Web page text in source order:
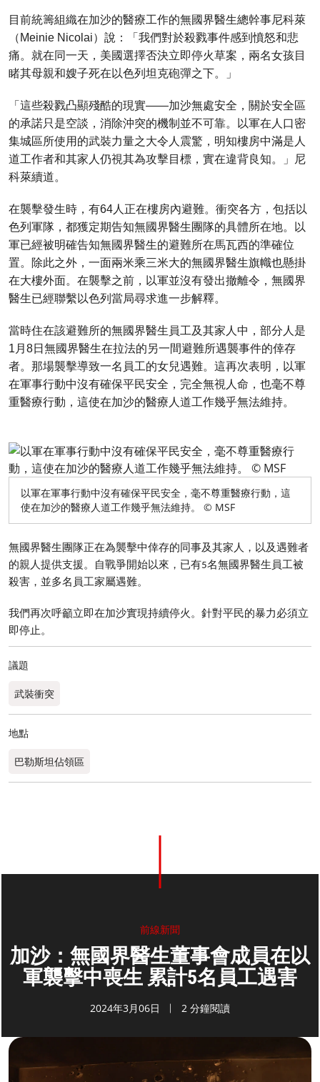
目前統籌組織在加沙的醫療工作的無國界醫生總幹事尼科萊
（Meinie Nicolai）說：「我們對於殺戮事件感到憤怒和悲
痛。就在同一天，美國選擇否決立即停火草案，兩名女孩目
睹其母親和嫂子死在以色列坦克砲彈之下。」
「這些殺戮凸顯殘酷的現實——加沙無處安全，關於安全區
的承諾只是空談，消除沖突的機制並不可靠。以軍在人口密
集城區所使用的武裝力量之大令人震驚，明知樓房中滿是人
道工作者和其家人仍視其為攻擊目標，實在違背良知。」尼
科萊續道。
在襲擊發生時，有64人正在樓房內避難。衝突各方，包括以
色列軍隊，都獲定期告知無國界醫生團隊的具體所在地。以
軍已經被明確告知無國界醫生的避難所在馬瓦西的準確位
置。除此之外，一面兩米乘三米大的無國界醫生旗幟也懸掛
在大樓外面。在襲擊之前，以軍並沒有發出撤離令，無國界
醫生已經聯繫以色列當局尋求進一步解釋。
當時住在該避難所的無國界醫生員工及其家人中，部分人是
1月8日無國界醫生在拉法的另一間避難所遇襲事件的倖存
者。那場襲擊導致一名員工的女兒遇難。這再次表明，以軍
在軍事行動中沒有確保平民安全，完全無視人命，也毫不尊
重醫療行動，這使在加沙的醫療人道工作幾乎無法維持。
以軍在軍事行動中沒有確保平民安全，毫不尊重醫療行動，這
使在加沙的醫療人道工作幾乎無法維持。 © MSF
無國界醫生團隊正在為襲擊中倖存的同事及其家人，以及遇難者
的親人提供支援。自戰爭開始以來，已有5名無國界醫生員工被
殺害，並多名員工家屬遇難。
我們再次呼籲立即在加沙實現持續停火。針對平民的暴力必須立
即停止。
議題
武裝衝突
地點
巴勒斯坦佔領區
前線新聞
加沙：無國界醫生董事會成員在以
軍襲擊中喪生 累計5名員工遇害
2024年3月06日 2 分鐘閱讀